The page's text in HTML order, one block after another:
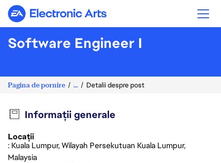
Electronic Arts
Software Engineer I
Pagina de pornire ... Detalii despre post
Informații generale
Locații
: Kuala Lumpur, Wilayah Persekutuan Kuala Lumpur,
Malaysia